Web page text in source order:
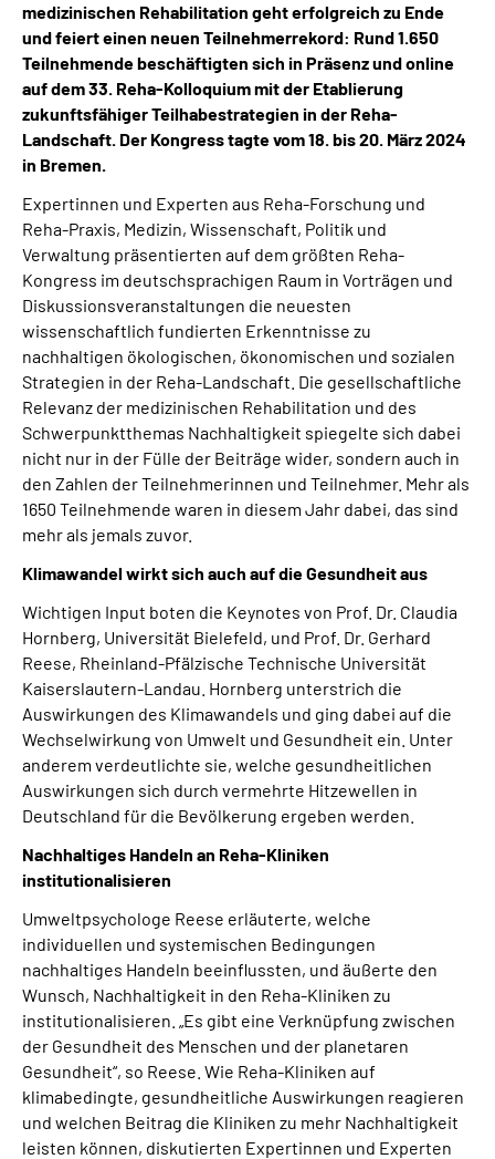
Inhalte in Gebärdensprache (DGS)
Leichte Sprache
Suche
Mein Kundenportal
medizinischen Rehabilitation geht erfolgreich zu Ende
und feiert einen neuen Teilnehmerrekord: Rund 1.650
Teilnehmende beschäftigten sich in Präsenz und online
auf dem 33. Reha-Kolloquium mit der Etablierung
zukunftsfähiger Teilhabestrategien in der Reha-
Landschaft. Der Kongress tagtevom 18. bis 20. März 2024
in Bremen.
Expertinnen und Experten aus Reha-Forschung und
Reha-Praxis, Medizin, Wissenschaft, Politik und
Verwaltung präsentierten auf dem größten Reha-
Kongress im deutschsprachigen Raum in Vorträgen und
Diskussionsveranstaltungen die neuesten
wissenschaftlich fundierten Erkenntnisse zu
nachhaltigen ökologischen, ökonomischen und sozialen
Strategien in der Reha-Landschaft. Die gesellschaftliche
Relevanz der medizinischen Rehabilitation und des
Schwerpunktthemas Nachhaltigkeit spiegelte sich dabei
nicht nur in der Fülle der Beiträge wider, sondern auch in
den Zahlen der Teilnehmerinnen und Teilnehmer. Mehr als
1650 Teilnehmende waren in diesem Jahr dabei, das sind
mehr als jemals zuvor.
Klimawandel wirkt sich auch auf die Gesundheit aus
Wichtigen Input boten die Keynotes von Prof. Dr. Claudia
Hornberg, Universität Bielefeld, und Prof. Dr. Gerhard
Reese, Rheinland-Pfälzische Technische Universität
Kaiserslautern-Landau. Hornberg unterstrich die
Auswirkungen des Klimawandels und ging dabei auf die
Wechselwirkung von Umwelt und Gesundheit ein. Unter
anderem verdeutlichte sie, welche gesundheitlichen
Auswirkungen sich durch vermehrte Hitzewellen in
Deutschland für die Bevölkerung ergeben werden.
Nachhaltiges Handeln an Reha-Kliniken
institutionalisieren
Umweltpsychologe Reese erläuterte, welche
individuellen und systemischen Bedingungen
nachhaltiges Handeln beeinflussten, und äußerte den
Wunsch, Nachhaltigkeit in den Reha-Kliniken zu
institutionalisieren. „Es gibt eine Verknüpfung zwischen
der Gesundheit des Menschen und der planetaren
Gesundheit“, so Reese. Wie Reha-Kliniken auf
klimabedingte, gesundheitliche Auswirkungen reagieren
und welchen Beitrag die Kliniken zu mehr Nachhaltigkeit
leisten können, diskutierten Expertinnen und Experten